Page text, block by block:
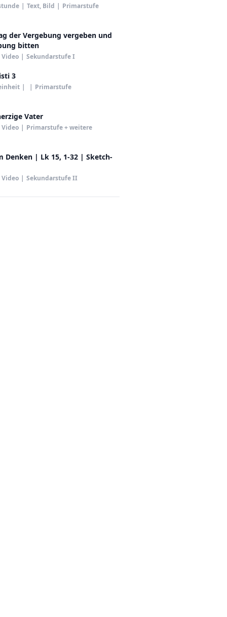
| Text, Bild | Primarstufe
der Vergebung vergeben und
bitten
Video | Sekundarstufe I
3
| | Primarstufe
Vater
Video | Primarstufe + weitere
Denken | Lk 15, 1-32 | Sketch-
Video | Sekundarstufe II